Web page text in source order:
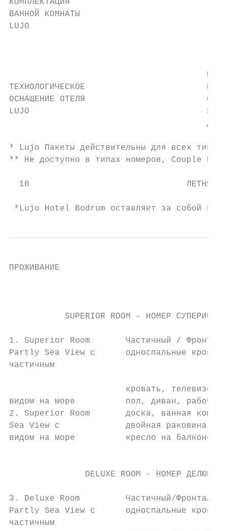
КОМПЛЕКТАЦИЯ
ВАННОЙ КОМНАТЫ
LUJO
ТЕХНОЛОГИЧЕСКОЕ
ОСНАЩЕНИЕ ОТЕЛЯ
LUJO                                   Smart
для
* Lujo Пакеты действительны для всех типов
** Не доступно в типах номеров, Couple
10                               ЛЕТНЯЯ
*Lujo Hotel Bodrum оставляет за собой
ПРОЖИВАНИЕ
SUPERIOR ROOM – НОМЕР СУПЕРИОР
1. Superior Room       Частичный /
Partly Sea View с      односпальные
частичным
кровать, телевизор
видом на море          пол, диван, рабочий
2. Superior Room       доска,
Sea View с             двойная раковина и
видом на море          кресло на балконе
DELUXE ROOM - НОМЕР ДЕЛЮКС
3. Deluxe Room         Частичный/
Partly Sea View с      односпальные
частичным